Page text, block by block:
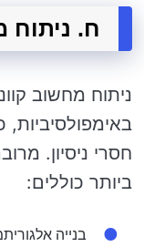
ח. ניתוח
ניתוח מחשוב
חסרי ניסיון.
ביותר כוללים:
בנייה